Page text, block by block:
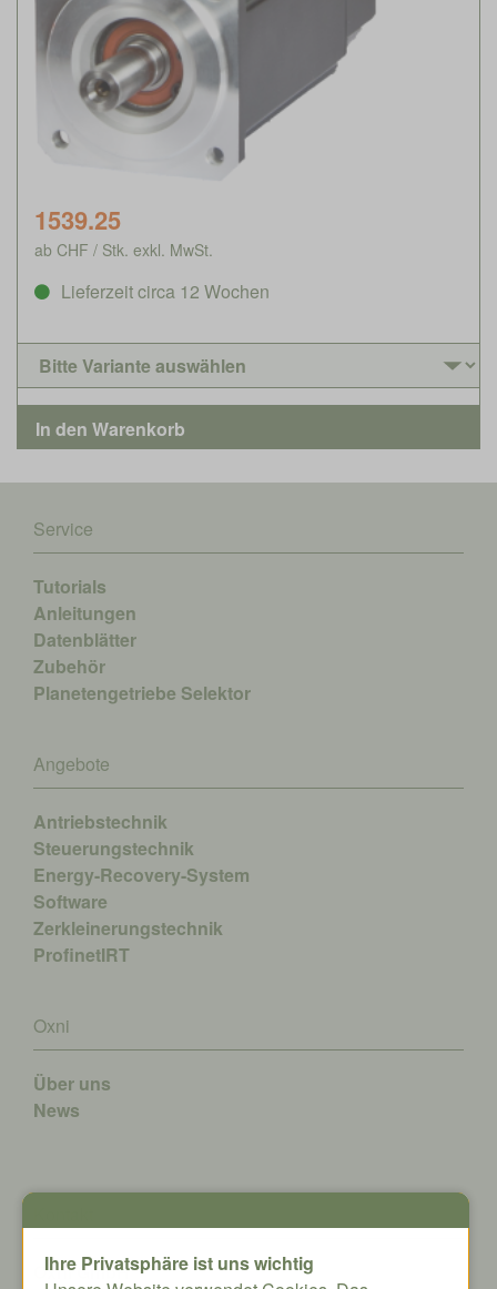
1539.25
ab CHF / Stk. exkl. MwSt.
Lieferzeit circa 12 Wochen
Service
Tutorials
Anleitungen
Datenblätter
Zubehör
Planetengetriebe Selektor
Angebote
Antriebstechnik
Steuerungstechnik
Energy-Recovery-System
Software
Zerkleinerungstechnik
ProfinetIRT
Oxni
Über uns
News
Oxni GmbH
Ihre Privatsphäre ist uns wichtig